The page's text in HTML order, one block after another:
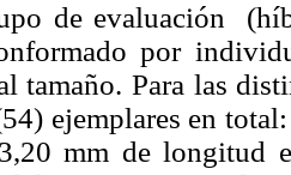
de evaluación
por
tamaño. Para las
ejemplares en
mm de longitud